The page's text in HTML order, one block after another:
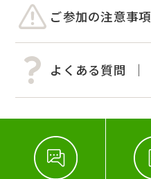
ご参加の注意事項
よくある質問